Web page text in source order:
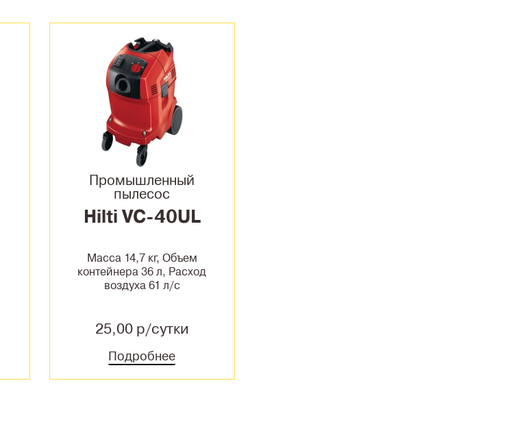
Промышленный
пылесос
Hilti VC-40UL
Масса 14,7 кг, Объем
контейнера 36 л, Расход
воздуха 61 л/с
Подробнее
25,00 р/сутки